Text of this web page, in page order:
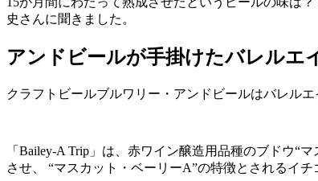
史さんに聞きました。
アンドビールが手掛けたバレルエ
クラフトビールブルワリー・アンドビールはバレル
「Bailey-A Trip」は、赤ワイン醸造用品種のブドウ
させ、 “マスカット・ベーリーA”の特徴とされるイ